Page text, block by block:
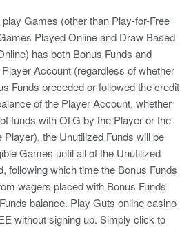
Games (other than Play-for-Free
Played Online and Draw Based
has both Bonus Funds and
Account (regardless of whether
Funds preceded or followed the credit
of the Player Account, whether
funds with OLG by the Player or the
the Unutilized Funds will be
Games until all of the Unutilized
following which time the Bonus Funds
wagers placed with Bonus Funds
balance. Play Guts online casino
without signing up. Simply click to